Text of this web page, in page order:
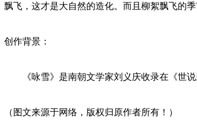
飘飞，这才是大自然的造化。而且柳絮飘飞的
创作背景：
《咏雪》是南朝文学家刘义庆收录在《世说
（图文来源于网络，版权归原作者所有！）